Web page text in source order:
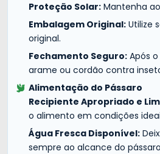
Proteção Solar: Mantenha
Embalagem Original: Utilize
original.
Fechamento Seguro: Após
arame ou cordão contra
Alimentação do Pássaro
Recipiente Apropriado e
o alimento em condições
Água Fresca Disponível:
sempre ao alcance do